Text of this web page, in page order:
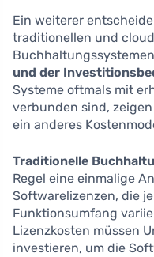
Ein weiterer
traditionellen und
und der
Systeme oftmals mit
verbunden sind,
ein anderes
Traditionelle
Regel eine einmalige
Softwarelizenzen, die
Funktionsumfang
Lizenzkosten müssen
investieren, um die